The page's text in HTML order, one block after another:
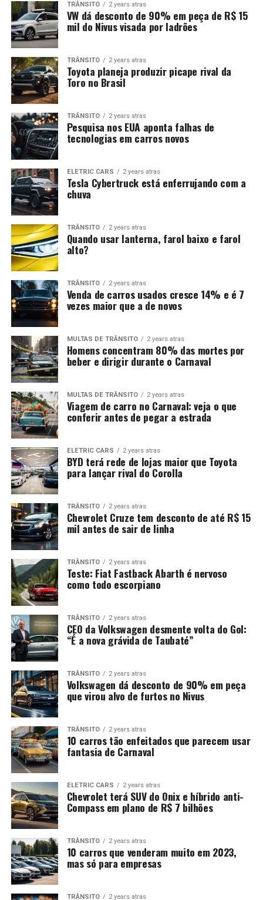
TRÂNSITO 2 years atras
VW dá desconto de 90% em peça de R$ 15
mil do Nivus visada por ladrões
TRÂNSITO 2 years atras
Toyota planeja produzir picape rival da
Toro no Brasil
TRÂNSITO 2 years atras
Pesquisa nos EUA aponta falhas de
tecnologias em carros novos
ELETRIC CARS 2 years atras
Tesla Cybertruck está enferrujando com a
chuva
TRÂNSITO 2 years atras
Quando usar lanterna, farol baixo e farol
alto?
TRÂNSITO 2 years atras
Venda de carros usados cresce 14% e é 7
vezes maior que a de novos
MULTAS DE TRÂNSITO 2 years atras
Homens concentram 80% das mortes por
beber e dirigir durante o Carnaval
MULTAS DE TRÂNSITO 2 years atras
Viagem de carro no Carnaval: veja o que
conferir antes de pegar a estrada
ELETRIC CARS 2 years atras
BYD terá rede de lojas maior que Toyota
para lançar rival do Corolla
TRÂNSITO 2 years atras
Chevrolet Cruze tem desconto de até R$ 15
mil antes de sair de linha
TRÂNSITO 2 years atras
Teste: Fiat Fastback Abarth é nervoso
como todo escorpiano
TRÂNSITO 2 years atras
CEO da Volkswagen desmente volta do Gol:
“É a nova grávida de Taubaté”
TRÂNSITO 2 years atras
Volkswagen dá desconto de 90% em peça
que virou alvo de furtos no Nivus
TRÂNSITO 2 years atras
10 carros tão enfeitados que parecem usar
fantasia de Carnaval
ELETRIC CARS 2 years atras
Chevrolet terá SUV do Onix e híbrido anti-
Compass em plano de R$ 7 bilhões
TRÂNSITO 2 years atras
10 carros que venderam muito em 2023,
mas só para empresas
TRÂNSITO 2 years atras